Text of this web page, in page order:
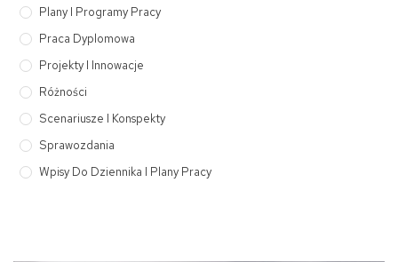
Plany I Programy Pracy
Praca Dyplomowa
Projekty I Innowacje
Różności
Scenariusze I Konspekty
Sprawozdania
Wpisy Do Dziennika I Plany Pracy